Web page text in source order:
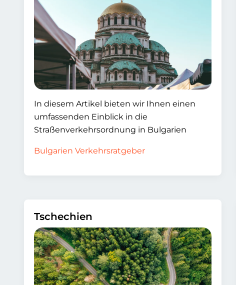
In diesem Artikel bieten wir Ihnen einen
umfassenden Einblick in die
Straßenverkehrsordnung in Bulgarien
Bulgarien Verkehrsratgeber
Tschechien